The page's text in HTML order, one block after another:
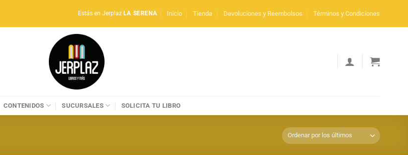
Estás en Jerplaz LA SERENA Inicio Tienda Devoluciones y Reembolsos Términos y Condiciones
CONTENIDOS SUCURSALES SOLICITA TU LIBRO